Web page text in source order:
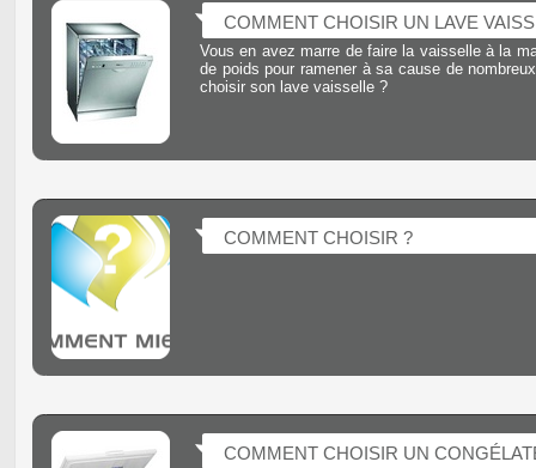
COMMENT CHOISIR UN LAVE
Vous en avez marre de faire la vaisselle à la
de poids pour ramener à sa cause de
choisir son lave vaisselle ?
COMMENT CHOISIR ?
COMMENT CHOISIR UN